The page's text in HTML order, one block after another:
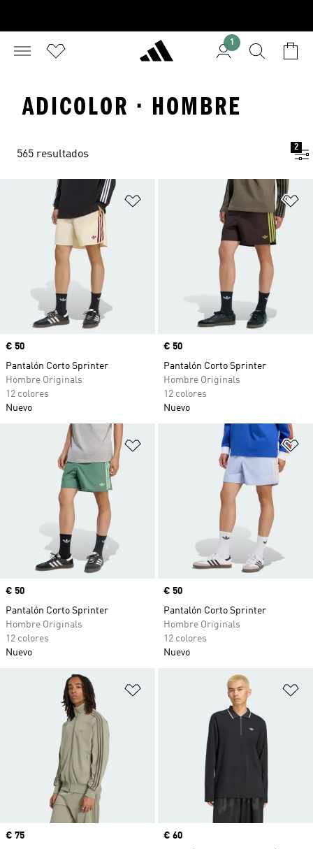
1
ADICOLOR · HOMBRE
565 resultados
2
Añadir a la lista de deseos
Precio
€ 50
Pantalón Corto Sprinter
Hombre Originals
12 colores
Nuevo
Precio
€ 50
Pantalón Corto Sprinter
Hombre Originals
12 colores
Nuevo
Añadir a la lista de deseos
Precio
€ 50
Pantalón Corto Sprinter
Hombre Originals
12 colores
Nuevo
Precio
€ 50
Pantalón Corto Sprinter
Hombre Originals
12 colores
Nuevo
Añadir a la lista de deseos
Precio
€ 75
Precio
€ 60